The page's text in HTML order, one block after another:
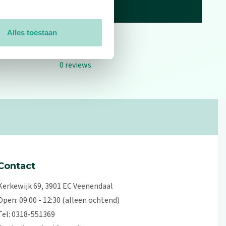
Alles toestaan
0 reviews
69, 3901 EC Veenendaal
09:00 - 12:30 (alleen ochtend)
0318-551369